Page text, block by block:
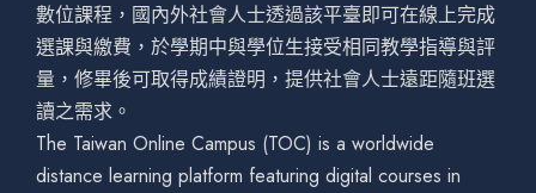
數位課程，國內外社會人士透過該平臺即可在線上完成
選課與繳費，於學期中與學位生接受相同教學指導與評
量，修畢後可取得成績證明，提供社會人士遠距隨班選
讀之需求。
The Taiwan Online Campus (TOC) is a worldwide
distance learning platform featuring digital courses in